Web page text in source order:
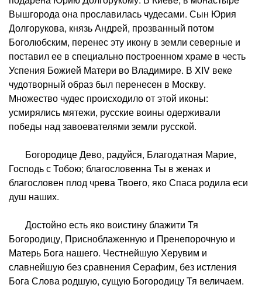
Вышгорода она прославилась чудесами. Сын Юрия
Долгорукова, князь Андрей, прозванный потом
Боголюбским, перенес эту икону в земли северные и
поставил ее в специально построенном храме в честь
Успения Божией Матери во Владимире. В XIV веке
чудотворный образ был перенесен в Москву.
Множество чудес происходило от этой иконы:
усмирялись мятежи, русские воины одерживали
победы над завоевателями земли русской.
Богородице Дево, радуйся, Благодатная Марие,
Господь с Тобою; благословенна Ты в женах и
благословен плод чрева Твоего, яко Спаса родила еси
душ наших.
Достойно есть яко воистину блажити Тя
Богородицу, Присноблаженную и Пренепорочную и
Матерь Бога нашего. Честнейшую Херувим и
славнейшую без сравнения Серафим, без истления
Бога Слова родшую, сущую Богородицу Тя величаем.